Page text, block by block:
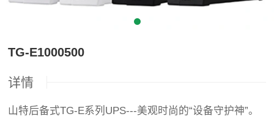
TG-E1000500
详情
山特后备式TG-E系列UPS---美观时尚的“设备守护神”。